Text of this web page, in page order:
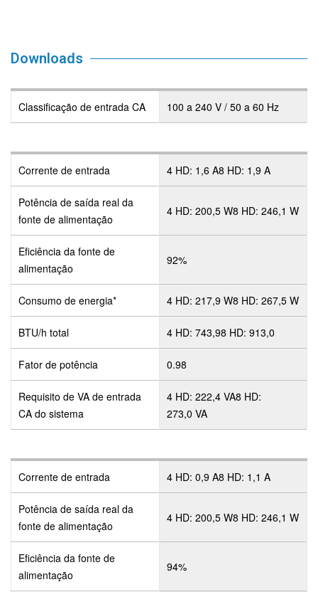
Downloads
Classificação de entrada CA 100 a 240 V / 50 a 60 Hz
Corrente de entrada 4 HD: 1,6 A8 HD: 1,9 A
Potência de saída real da
fonte de alimentação
4 HD: 200,5 W8 HD: 246,1 W
Eficiência da fonte de
alimentação
92%
Consumo de energia* 4 HD: 217,9 W8 HD: 267,5 W
BTU/h total 4 HD: 743,98 HD: 913,0
Fator de potência 0.98
Requisito de VA de entrada
CA do sistema
4 HD: 222,4 VA8 HD:
273,0 VA
Corrente de entrada 4 HD: 0,9 A8 HD: 1,1 A
Potência de saída real da
fonte de alimentação
4 HD: 200,5 W8 HD: 246,1 W
Eficiência da fonte de
alimentação
94%